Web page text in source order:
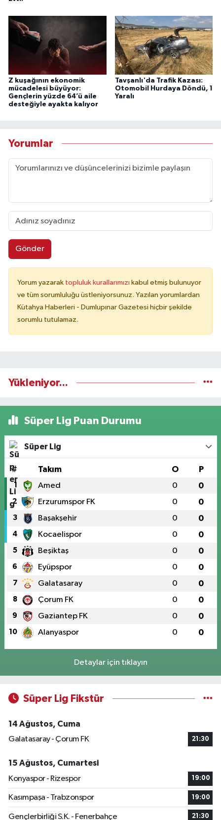
Z kuşağının ekonomik
mücadelesi büyüyor:
Gençlerin yüzde 64’ü aile
desteğiyle ayakta kalıyor
Tavşanlı'da Trafik Kazası:
Otomobil Hurdaya Döndü, 1
Yaralı
Yorumlar
Gönder
Yorum yazarak topluluk kurallarımızı kabul etmiş bulunuyor
ve tüm sorumluluğu üstleniyorsunuz. Yazılan yorumlardan
Kütahya Haberleri - Dumlupınar Gazetesi hiçbir şekilde
sorumlu tutulamaz.
Yükleniyor...
Süper Lig Puan Durumu
Süper Lig
# Takım O P
1 Amed 0 0
2 Erzurumspor FK 0 0
3 Başakşehir 0 0
4 Kocaelispor 0 0
5 Beşiktaş 0 0
6 Eyüpspor 0 0
7 Galatasaray 0 0
8 Çorum FK 0 0
9 Gaziantep FK 0 0
10 Alanyaspor 0 0
Detaylar için tıklayın
Süper Lig Fikstür
14 Ağustos, Cuma
Galatasaray - Çorum FK
21:30
15 Ağustos, Cumartesi
Konyaspor - Rizespor
19:00
Kasımpaşa - Trabzonspor 19:00
Gençlerbirliği S.K. - Fenerbahçe 21:30